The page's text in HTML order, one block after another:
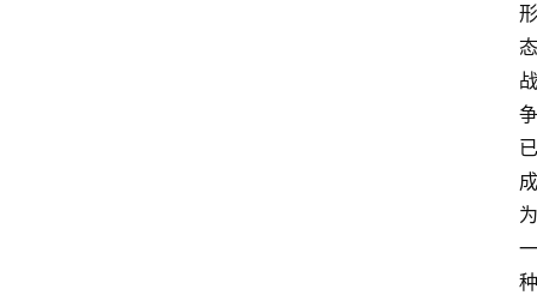
形
态
战
争
已
成
为
一
种